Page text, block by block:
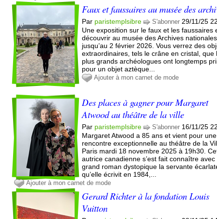
Faux et faussaires au musée des
Par paristemplsibre S'abonner 29/11/25
Une exposition sur le faux et les faussaires
découvrir au musée des Archives nationales
jusqu’au 2 février 2026. Vous verrez des
extraordinaires, tels le crâne en cristal, que
plus grands archéologues ont longtemps
pour un objet aztèque...
Ajouter à mon carnet de mode
Des places à gagner pour Margaret
Atwood au théâtre de la ville
Par paristemplsibre S'abonner 16/11/25
Margaret Atwood a 85 ans et vient pour une
rencontre exceptionnelle au théâtre de la
Paris mardi 18 novembre 2025 à 19h30.
autrice canadienne s’est fait connaître avec
grand roman dystopique la servante
qu’elle écrivit en 1984,...
Ajouter à mon carnet de mode
Gerard Richter à la fondation Louis
Vuitton